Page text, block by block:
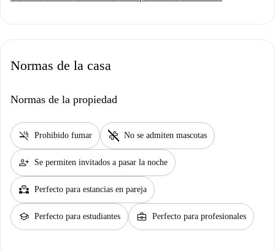
Normas de la casa
Normas de la propiedad
smoke_free Prohibido fumar pet_supplies No se admiten mascotas
person_add Se permiten invitados a pasar la noche
partner_heart Perfecto para estancias en pareja
school Perfecto para estudiantes business_center Perfecto para profesionales